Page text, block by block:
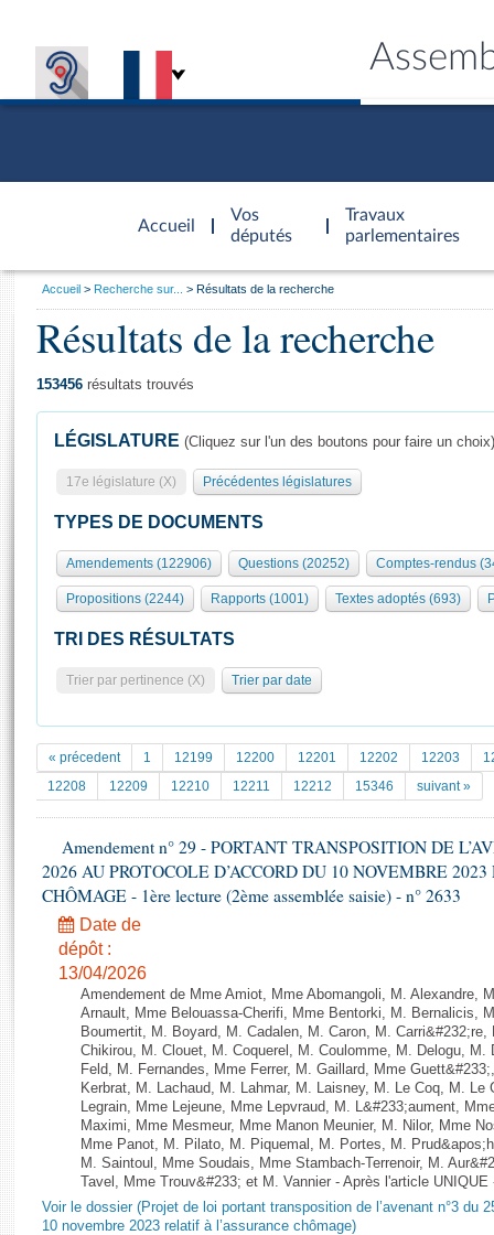
Accueil
d'accueil
Vos
députés
Travaux
parlementaires
Présidence
577 députés
Groupes politiques
Séance publique
Commissions et autres organes
Europe et International
Pétitions
Documents parlementaires
Projets de loi
Propositions de loi
Amendements
Textes adoptés
Rapports d'information
Rapports d'enquête
Rapports législatifs
Rapports sur l'application des lois
Baromètre de l’application des lois
Dossiers législatifs
Budget et sécurité sociale
Questions écrites et orales
Comptes rendus des débats
Général
Rôle et pouvoirs de l'Assemblée
Organisation de l'Assemblée
Présidence Conférence des Présidents Bureau Collège des
Statistiques et chiffres clés
Documents de référence
( Constitution | Règlement de l'Assemblée ... )
Histoire
Juniors
Anciennes législatures
Liens vers les sites publics
Visiter l'Assemblée
Visite virtuelle du palais Bourbon
Assister à une séance
La Bibliothèque
Les archives
Photos libres de droit
Vous
Accueil Recherche sur... Résultats de la recherche
Résultats de la recherche
153456 résultats trouvés
LÉGISLATURE (Cliquez sur l'un des boutons pour faire un choix)
17e législature (X) Précédentes législatures
TYPES DE DOCUMENTS
Amendements (122906) Questions (20252) Comptes-rendus
Propositions (2244) Rapports (1001) Textes adoptés (693)
TRI DES RÉSULTATS
Trier par pertinence (X) Trier par date
« précedent 1 12199 12200 12201 12202 12203
12208
12209 12210 12211 12212 15346 suivant »
Amendement n° 29 - PORTANT TRANSPOSITION DE
2026 AU PROTOCOLE D’ACCORD DU 10 NOVEMBRE
CHÔMAGE - 1ère lecture (2ème assemblée saisie) - n° 2633
Date de
dépôt :
13/04/2026
Amendement de Mme Amiot, Mme Abomangoli, M. Alexandre,
Arnault, Mme Belouassa-Cherifi, Mme Bentorki, M. Bernalicis,
Boumertit, M. Boyard, M. Cadalen, M. Caron, M.
Chikirou, M. Clouet, M. Coquerel, M. Coulomme, M. Delogu, M.
Feld, M. Fernandes, Mme Ferrer, M. Gaillard, Mme
Kerbrat, M. Lachaud, M. Lahmar, M. Laisney, M. Le Coq, M. Le
Legrain, Mme Lejeune, Mme Lepvraud, M. L&#233;aument,
Maximi, Mme Mesmeur, Mme Manon Meunier, M. Nilor, Mme
Mme Panot, M. Pilato, M. Piquemal, M. Portes, M.
M. Saintoul, Mme Soudais, Mme Stambach-Terrenoir, M.
Tavel, Mme Trouv&#233; et M. Vannier - Après l'article
Voir le dossier (Projet de loi portant transposition de l’avenant n°3 du
10 novembre 2023 relatif à l’assurance chômage)